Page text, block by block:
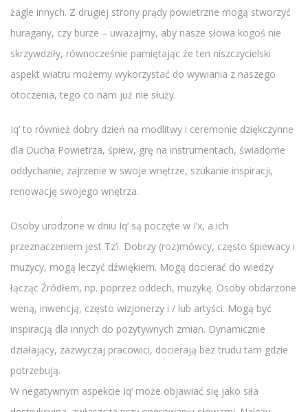
żagle innych. Z drugiej strony prądy powietrzne mogą stworzyć
huragany, czy burze – uważajmy, aby nasze słowa kogoś nie
skrzywdziły, równocześnie pamiętając że ten niszczycielski
aspekt wiatru możemy wykorzystać do wywiania z naszego
otoczenia, tego co nam już nie służy.
Iq’ to również dobry dzień na modlitwy i ceremonie dziękczynne
dla Ducha Powietrza, śpiew, grę na instrumentach, świadome
oddychanie, zajrzenie w swoje wnętrze, szukanie inspiracji,
renowację swojego wnętrza.
Osoby urodzone w dniu Iq’ są poczęte w I’x, a ich
przeznaczeniem jest Tz’i. Dobrzy (roz)mówcy, często śpiewacy i
muzycy, mogą leczyć dźwiękiem. Mogą docierać do wiedzy
łącząc Źródłem, np. poprzez oddech, muzykę. Osoby obdarzone
weną, inwencją, często wizjonerzy i / lub artyści. Mogą być
inspiracją dla innych do pozytywnych zmian. Dynamicznie
działający, zazwyczaj pracowici, docierają bez trudu tam gdzie
potrzebują.
W negatywnym aspekcie Iq’ może objawiać się jako siła